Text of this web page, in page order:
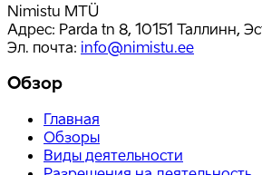
Nimistu MTÜ
Адрес: Parda tn 8, 10151 Таллинн,
Эл. почта: info@nimistu.ee
Обзор
Главная
Обзоры
Виды деятельности